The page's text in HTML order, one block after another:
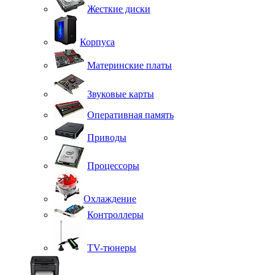
Жесткие диски
Корпуса
Материнские платы
Звуковые карты
Оперативная память
Приводы
Процессоры
Охлаждение
Контроллеры
TV-тюнеры